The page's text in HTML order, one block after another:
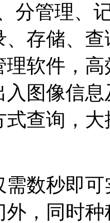
分管理、
、存储、
理软件，
入图像信
式查询，
需数秒即
外，同时